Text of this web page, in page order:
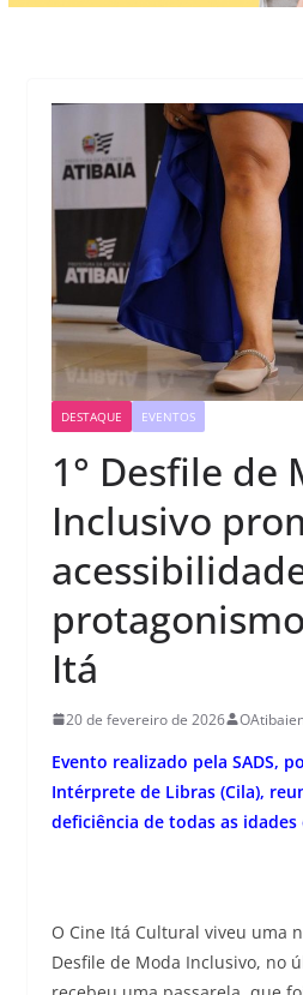
DESTAQUE EVENTOS
1° Desfile de
Inclusivo
Itá
20 de fevereiro de 2026
Evento realizado pela SADS,
Intérprete de Libras (Cila),
deficiência de todas as idades
O Cine Itá Cultural viveu uma
Desfile de Moda Inclusivo, no